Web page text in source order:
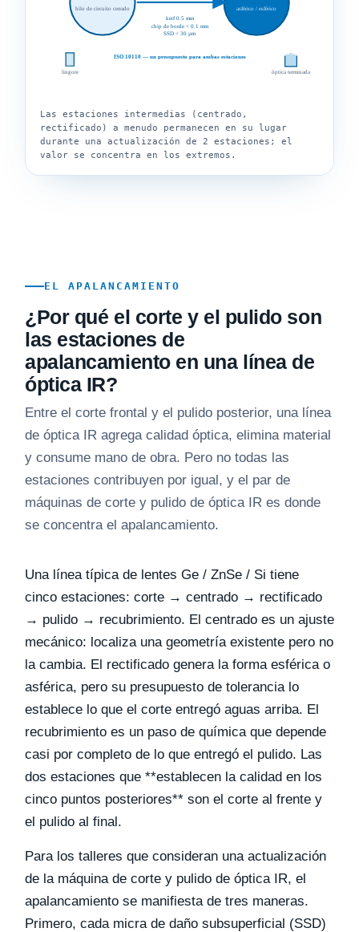
hilo de circuito cerrado asférico / esférico
kerf 0.5 mm
chip de borde < 0.1 mm
SSD < 30 µm
ISO 10110 — un presupuesto para ambas estaciones
lingote óptica terminada
Las estaciones intermedias (centrado,
rectificado) a menudo permanecen en su lugar
durante una actualización de 2 estaciones; el
valor se concentra en los extremos.
EL APALANCAMIENTO
¿Por qué el corte y el pulido son
las estaciones de
apalancamiento en una línea de
óptica IR?
Entre el corte frontal y el pulido posterior, una línea
de óptica IR agrega calidad óptica, elimina material
y consume mano de obra. Pero no todas las
estaciones contribuyen por igual, y el par de
máquinas de corte y pulido de óptica IR es donde
se concentra el apalancamiento.
Una línea típica de lentes Ge / ZnSe / Si tiene
cinco estaciones: corte → centrado → rectificado
→ pulido → recubrimiento. El centrado es un ajuste
mecánico: localiza una geometría existente pero no
la cambia. El rectificado genera la forma esférica o
asférica, pero su presupuesto de tolerancia lo
establece lo que el corte entregó aguas arriba. El
recubrimiento es un paso de química que depende
casi por completo de lo que entregó el pulido. Las
dos estaciones que **establecen la calidad en los
cinco puntos posteriores** son el corte al frente y
el pulido al final.
Para los talleres que consideran una actualización
de la máquina de corte y pulido de óptica IR, el
apalancamiento se manifiesta de tres maneras.
Primero, cada micra de daño subsuperficial (SSD)